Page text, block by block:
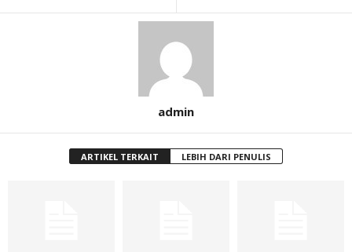
admin
ARTIKEL TERKAIT LEBIH DARI PENULIS